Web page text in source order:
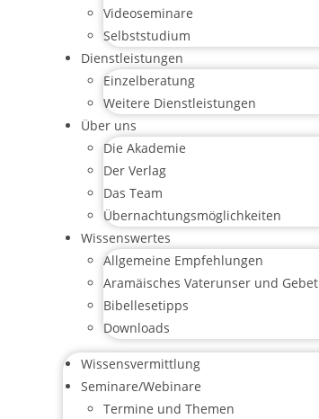
Videoseminare
Selbststudium
Dienstleistungen
Einzelberatung
Weitere Dienstleistungen
Über uns
Die Akademie
Der Verlag
Das Team
Übernachtungsmöglichkeiten
Wissenswertes
Allgemeine Empfehlungen
Aramäisches Vaterunser und Gebet
Bibellesetipps
Downloads
Wissensvermittlung
Seminare/Webinare
Termine und Themen